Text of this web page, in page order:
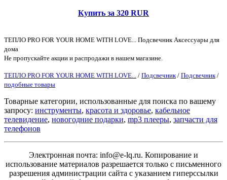
Купить за 320 RUR
ТЕПЛО PRO FOR YOUR HOME WITH LOVE... Подсвечник Аксессуары для
дома
Не пропускайте акции и распродажи в нашем магазине.
ТЕПЛО PRO FOR YOUR HOME WITH LOVE... / Подсвечник / Подсвечник /
подобные товары
Товарные категории, использованные для поиска по вашему
запросу: инструменты, красота и здоровье, кабельное
телевидение, новогодние подарки, mp3 плееры, запчасти для
телефонов
Электронная почта: info@e-lq.ru. Копирование и
использование материалов разрешается только с письменного
разрешения администрации сайта с указанием гиперссылки